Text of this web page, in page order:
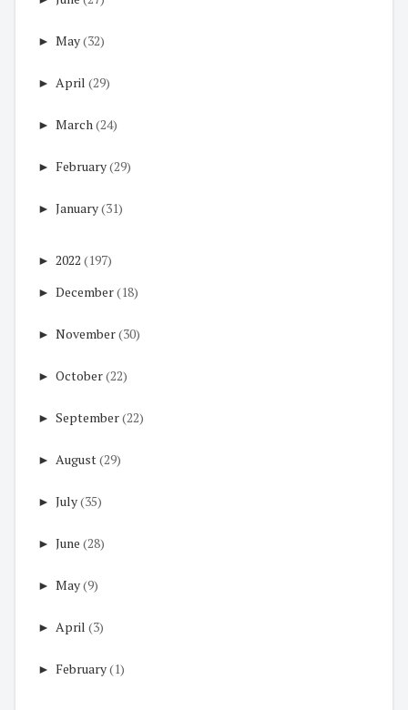
► May(32)
► April (29)
► March(24)
► February(29)
► January(31)
► 2022 (197)
► December(18)
► November(30)
► October(22)
► September(22)
► August(29)
► July(35)
► June (28)
► May(9)
► April (3)
► February(1)